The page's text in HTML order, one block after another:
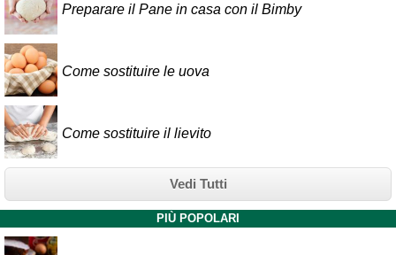
Preparare il Pane in casa con il Bimby
Come sostituire le uova
Come sostituire il lievito
Vedi Tutti
PIÙ POPOLARI